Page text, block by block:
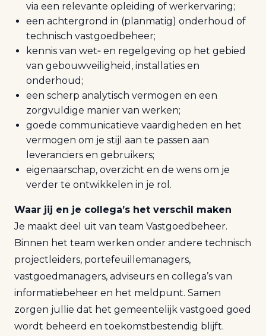
via een relevante opleiding of werkervaring;
een achtergrond in (planmatig) onderhoud of
technisch vastgoedbeheer;
kennis van wet‑ en regelgeving op het gebied
van gebouwveiligheid, installaties en
onderhoud;
een scherp analytisch vermogen en een
zorgvuldige manier van werken;
goede communicatieve vaardigheden en het
vermogen om je stijl aan te passen aan
leveranciers en gebruikers;
eigenaarschap, overzicht en de wens om je
verder te ontwikkelen in je rol.
Waar jij en je collega’s het verschil maken
Je maakt deel uit van team Vastgoedbeheer.
Binnen het team werken onder andere technisch
projectleiders, portefeuillemanagers,
vastgoedmanagers, adviseurs en collega’s van
informatiebeheer en het meldpunt. Samen
zorgen jullie dat het gemeentelijk vastgoed goed
wordt beheerd en toekomstbestendig blijft.